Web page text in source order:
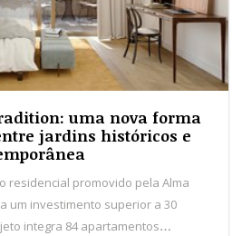
uma nova forma
jardins históricos e
residencial promovido pela Alma
um investimento superior a 30
integra 84 apartamentos